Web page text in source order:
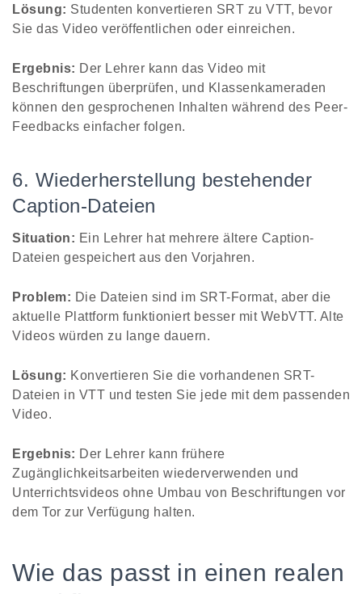
Lösung: Studenten konvertieren SRT zu VTT, bevor
Sie das Video veröffentlichen oder einreichen.
Ergebnis: Der Lehrer kann das Video mit
Beschriftungen überprüfen, und Klassenkameraden
können den gesprochenen Inhalten während des Peer-
Feedbacks einfacher folgen.
6. Wiederherstellung bestehender
Caption-Dateien
Situation: Ein Lehrer hat mehrere ältere Caption-
Dateien gespeichert aus den Vorjahren.
Problem: Die Dateien sind im SRT-Format, aber die
aktuelle Plattform funktioniert besser mit WebVTT. Alte
Videos würden zu lange dauern.
Lösung: Konvertieren Sie die vorhandenen SRT-
Dateien in VTT und testen Sie jede mit dem passenden
Video.
Ergebnis: Der Lehrer kann frühere
Zugänglichkeitsarbeiten wiederverwenden und
Unterrichtsvideos ohne Umbau von Beschriftungen vor
dem Tor zur Verfügung halten.
Wie das passt in einen realen